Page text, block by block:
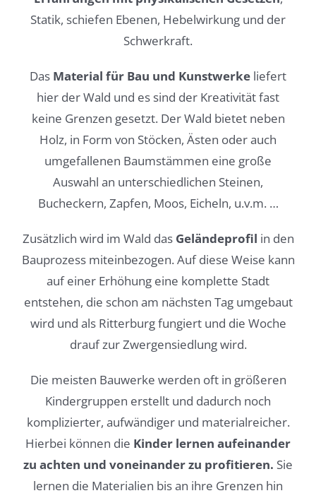
Statik, schiefen Ebenen, Hebelwirkung und der
Schwerkraft.
Das Material für Bau und Kunstwerke liefert
hier der Wald und es sind der Kreativität fast
keine Grenzen gesetzt. Der Wald bietet neben
Holz, in Form von Stöcken, Ästen oder auch
umgefallenen Baumstämmen eine große
Auswahl an unterschiedlichen Steinen,
Bucheckern, Zapfen, Moos, Eicheln, u.v.m. …
Zusätzlich wird im Wald das Geländeprofil in den
Bauprozess miteinbezogen. Auf diese Weise kann
auf einer Erhöhung eine komplette Stadt
entstehen, die schon am nächsten Tag umgebaut
wird und als Ritterburg fungiert und die Woche
drauf zur Zwergensiedlung wird.
Die meisten Bauwerke werden oft in größeren
Kindergruppen erstellt und dadurch noch
komplizierter, aufwändiger und materialreicher.
Hierbei können die Kinder lernen aufeinander
zu achten und voneinander zu profitieren. Sie
lernen die Materialien bis an ihre Grenzen hin